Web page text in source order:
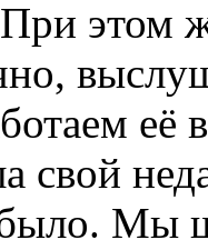
этом
свой
Мы